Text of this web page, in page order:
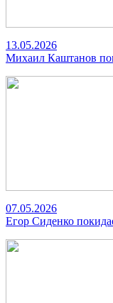
13.05.2026
Михаил Каштанов
07.05.2026
Егор Сиденко